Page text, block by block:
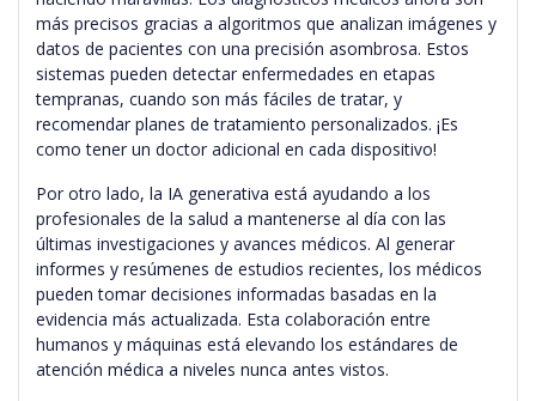
más precisos gracias a algoritmos que analizan imágenes y
datos de pacientes con una precisión asombrosa. Estos
sistemas pueden detectar enfermedades en etapas
tempranas, cuando son más fáciles de tratar, y
recomendar planes de tratamiento personalizados. ¡Es
como tener un doctor adicional en cada dispositivo!
Por otro lado, la IA generativa está ayudando a los
profesionales de la salud a mantenerse al día con las
últimas investigaciones y avances médicos. Al generar
informes y resúmenes de estudios recientes, los médicos
pueden tomar decisiones informadas basadas en la
evidencia más actualizada. Esta colaboración entre
humanos y máquinas está elevando los estándares de
atención médica a niveles nunca antes vistos.